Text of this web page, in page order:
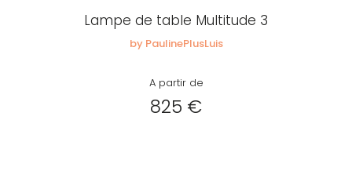
Lampe de table Multitude 3
by PaulinePlusLuis
A partir de
825 €